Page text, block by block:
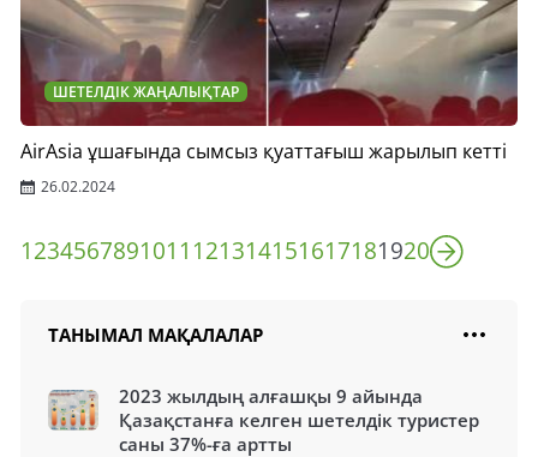
ШЕТЕЛДІК ЖАҢАЛЫҚТАР
AirAsia ұшағында сымсыз қуаттағыш жарылып кетті
26.02.2024
1234567891011 121314151617181920
ТАНЫМАЛ МАҚАЛАЛАР
2023 жылдың алғашқы 9 айында
Қазақстанға келген шетелдік туристер
саны 37%-ға артты